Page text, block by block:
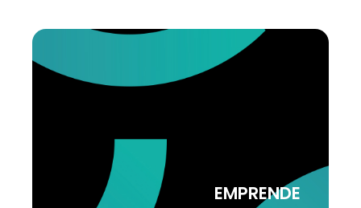
EMPRENDE
Ven al Hub Las Rozas Innova y disfruta de
crecer en comunidad